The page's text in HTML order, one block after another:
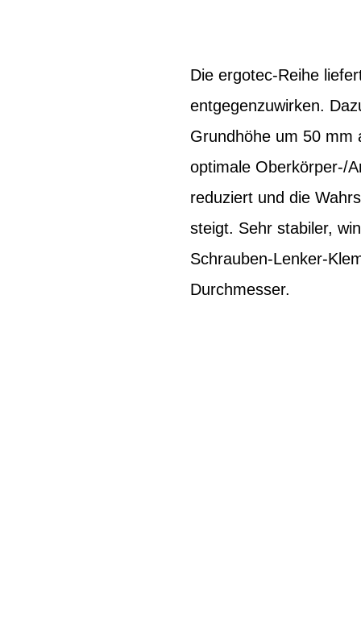
Die ergotec-Reihe
entgegenzuwirken.
Grundhöhe um 50 mm
optimale Oberkörper-/
reduziert und die
steigt. Sehr stabiler,
Schrauben-Lenker-
Durchmesser.